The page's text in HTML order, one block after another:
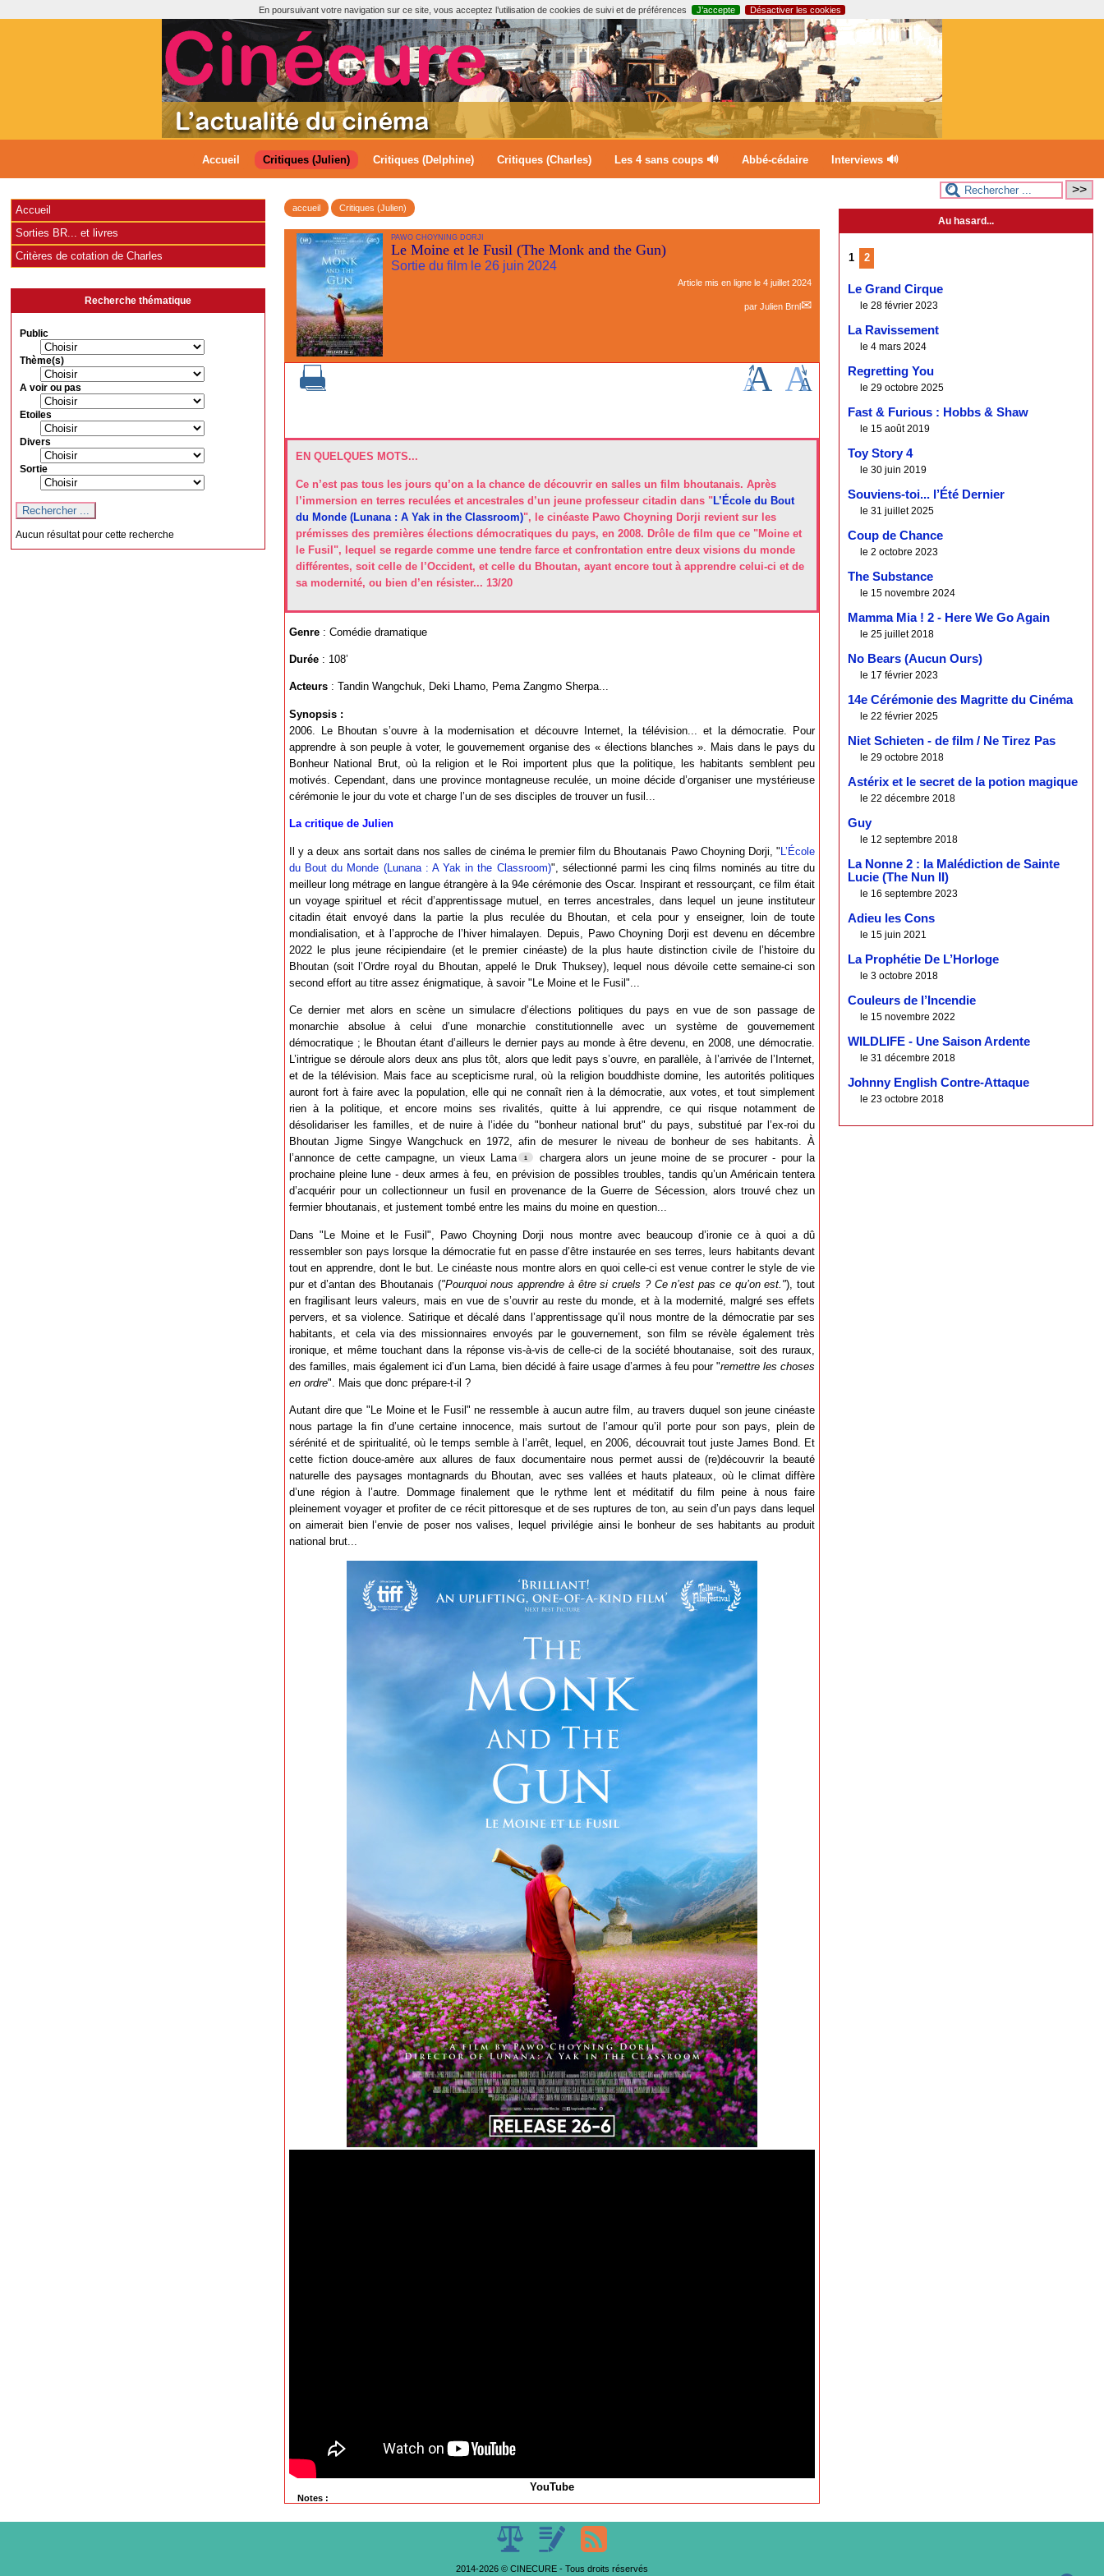
En poursuivant votre navigation sur ce site, vous acceptez l’utilisation de cookies de suivi et de préférences J’accepte Désactiver les cookies
Accueil Critiques (Julien) Critiques (Delphine) Critiques (Charles) Les 4 sans coups 🔊 Abbé-cédaire Interviews 🔊
accueil Critiques (Julien)
PAWO CHOYNING DORJI
Le Moine et le Fusil (The Monk and the Gun)
Sortie du film le 26 juin 2024
Article mis en ligne le 4 juillet 2024
par Julien Brnl
EN QUELQUES MOTS...
Ce n’est pas tous les jours qu’on a la chance de découvrir en salles un film bhoutanais. Après
l’immersion en terres reculées et ancestrales d’un jeune professeur citadin dans "L’École du Bout
du Monde (Lunana : A Yak in the Classroom)", le cinéaste Pawo Choyning Dorji revient sur les
prémisses des premières élections démocratiques du pays, en 2008. Drôle de film que ce "Moine et
le Fusil", lequel se regarde comme une tendre farce et confrontation entre deux visions du monde
différentes, soit celle de l’Occident, et celle du Bhoutan, ayant encore tout à apprendre celui-ci et de
sa modernité, ou bien d’en résister... 13/20
Genre : Comédie dramatique
Durée : 108’
Acteurs : Tandin Wangchuk, Deki Lhamo, Pema Zangmo Sherpa...
Synopsis :
2006. Le Bhoutan s’ouvre à la modernisation et découvre Internet, la télévision... et la démocratie. Pour
apprendre à son peuple à voter, le gouvernement organise des « élections blanches ». Mais dans le pays du
Bonheur National Brut, où la religion et le Roi importent plus que la politique, les habitants semblent peu
motivés. Cependant, dans une province montagneuse reculée, un moine décide d’organiser une mystérieuse
cérémonie le jour du vote et charge l’un de ses disciples de trouver un fusil...
La critique de Julien
Il y a deux ans sortait dans nos salles de cinéma le premier film du Bhoutanais Pawo Choyning Dorji, "L’École
du Bout du Monde (Lunana : A Yak in the Classroom)", sélectionné parmi les cinq films nominés au titre du
meilleur long métrage en langue étrangère à la 94e cérémonie des Oscar. Inspirant et ressourçant, ce film était
un voyage spirituel et récit d’apprentissage mutuel, en terres ancestrales, dans lequel un jeune instituteur
citadin était envoyé dans la partie la plus reculée du Bhoutan, et cela pour y enseigner, loin de toute
mondialisation, et à l’approche de l’hiver himalayen. Depuis, Pawo Choyning Dorji est devenu en décembre
2022 le plus jeune récipiendaire (et le premier cinéaste) de la plus haute distinction civile de l’histoire du
Bhoutan (soit l’Ordre royal du Bhoutan, appelé le Druk Thuksey), lequel nous dévoile cette semaine-ci son
second effort au titre assez énigmatique, à savoir "Le Moine et le Fusil"...
Ce dernier met alors en scène un simulacre d’élections politiques du pays en vue de son passage de
monarchie absolue à celui d’une monarchie constitutionnelle avec un système de gouvernement
démocratique ; le Bhoutan étant d’ailleurs le dernier pays au monde à être devenu, en 2008, une démocratie.
L’intrigue se déroule alors deux ans plus tôt, alors que ledit pays s’ouvre, en parallèle, à l’arrivée de l’Internet,
et de la télévision. Mais face au scepticisme rural, où la religion bouddhiste domine, les autorités politiques
auront fort à faire avec la population, elle qui ne connaît rien à la démocratie, aux votes, et tout simplement
rien à la politique, et encore moins ses rivalités, quitte à lui apprendre, ce qui risque notamment de
désolidariser les familles, et de nuire à l’idée du "bonheur national brut" du pays, substitué par l’ex-roi du
Bhoutan Jigme Singye Wangchuck en 1972, afin de mesurer le niveau de bonheur de ses habitants. À
l’annonce de cette campagne, un vieux Lama
chargera alors un jeune moine de se procurer - pour la
prochaine pleine lune - deux armes à feu, en prévision de possibles troubles, tandis qu’un Américain tentera
d’acquérir pour un collectionneur un fusil en provenance de la Guerre de Sécession, alors trouvé chez un
fermier bhoutanais, et justement tombé entre les mains du moine en question...
Dans "Le Moine et le Fusil", Pawo Choyning Dorji nous montre avec beaucoup d’ironie ce à quoi a dû
ressembler son pays lorsque la démocratie fut en passe d’être instaurée en ses terres, leurs habitants devant
tout en apprendre, dont le but. Le cinéaste nous montre alors en quoi celle-ci est venue contrer le style de vie
pur et d’antan des Bhoutanais ("Pourquoi nous apprendre à être si cruels ? Ce n’est pas ce qu’on est."), tout
en fragilisant leurs valeurs, mais en vue de s’ouvrir au reste du monde, et à la modernité, malgré ses effets
pervers, et sa violence. Satirique et décalé dans l’apprentissage qu’il nous montre de la démocratie par ses
habitants, et cela via des missionnaires envoyés par le gouvernement, son film se révèle également très
ironique, et même touchant dans la réponse vis-à-vis de celle-ci de la société bhoutanaise, soit des ruraux,
des familles, mais également ici d’un Lama, bien décidé à faire usage d’armes à feu pour "remettre les choses
en ordre". Mais que donc prépare-t-il ?
Autant dire que "Le Moine et le Fusil" ne ressemble à aucun autre film, au travers duquel son jeune cinéaste
nous partage la fin d’une certaine innocence, mais surtout de l’amour qu’il porte pour son pays, plein de
sérénité et de spiritualité, où le temps semble à l’arrêt, lequel, en 2006, découvrait tout juste James Bond. Et
cette fiction douce-amère aux allures de faux documentaire nous permet aussi de (re)découvrir la beauté
naturelle des paysages montagnards du Bhoutan, avec ses vallées et hauts plateaux, où le climat diffère
d’une région à l’autre. Dommage finalement que le rythme lent et méditatif du film peine à nous faire
pleinement voyager et profiter de ce récit pittoresque et de ses ruptures de ton, au sein d’un pays dans lequel
on aimerait bien l’envie de poser nos valises, lequel privilégie ainsi le bonheur de ses habitants au produit
national brut...
YouTube
Notes :
Accueil
Sorties BR... et livres
Critères de cotation de Charles
Recherche thématique
Public
Thème(s)
A voir ou pas
Etoiles
Divers
Sortie
Aucun résultat pour cette recherche
Au hasard...
1 2
Le Grand Cirque
le 28 février 2023
La Ravissement
le 4 mars 2024
Regretting You
le 29 octobre 2025
Fast & Furious : Hobbs & Shaw
le 15 août 2019
Toy Story 4
le 30 juin 2019
Souviens-toi... l’Été Dernier
le 31 juillet 2025
Coup de Chance
le 2 octobre 2023
The Substance
le 15 novembre 2024
Mamma Mia ! 2 - Here We Go Again
le 25 juillet 2018
No Bears (Aucun Ours)
le 17 février 2023
14e Cérémonie des Magritte du Cinéma
le 22 février 2025
Niet Schieten - de film / Ne Tirez Pas
le 29 octobre 2018
Astérix et le secret de la potion magique
le 22 décembre 2018
Guy
le 12 septembre 2018
La Nonne 2 : la Malédiction de Sainte
Lucie (The Nun II)
le 16 septembre 2023
Adieu les Cons
le 15 juin 2021
La Prophétie De L’Horloge
le 3 octobre 2018
Couleurs de l’Incendie
le 15 novembre 2022
WILDLIFE - Une Saison Ardente
le 31 décembre 2018
Johnny English Contre-Attaque
le 23 octobre 2018
2014-2026 © CINECURE - Tous droits réservés